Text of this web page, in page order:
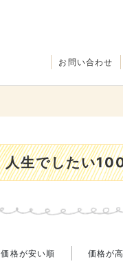
お問い合わせ
人生でしたい
価格が安い順 価格が